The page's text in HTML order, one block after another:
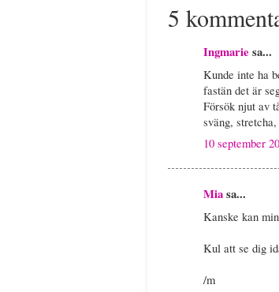
5
Ingmarie sa...
Kunde inte ha
fastän det är
Försök njut av
sväng,
10 september
Miasa...
Kanske kan
Kul att se dig
/m